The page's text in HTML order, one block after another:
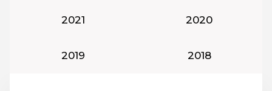
Rok podatkowy:
2021 Rok podatkowy:
2020
Rok podatkowy:
2019 Rok
2018